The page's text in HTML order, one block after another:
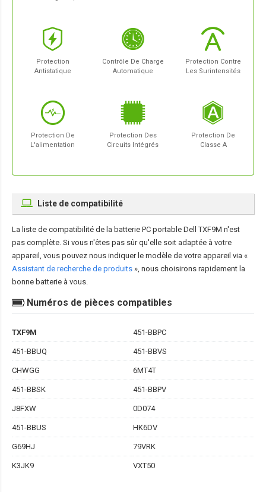
Protection
Antistatique
Contrôle De Charge
Automatique
Protection Contre
Les Surintensités
Protection De
L'alimentation
Protection Des
Circuits Intégrés
Protection De
Classe A
Liste de compatibilité
La liste de compatibilité de la batterie PC portable Dell TXF9M n'est
pas complète. Si vous n'êtes pas sûr qu'elle soit adaptée à votre
appareil, vous pouvez nous indiquer le modèle de votre appareil via «
Assistant de recherche de produits », nous choisirons rapidement la
bonne batterie à vous.
Numéros de pièces compatibles
TXF9M 451-BBPC
451-BBUQ 451-BBVS
CHWGG 6MT4T
451-BBSK 451-BBPV
J8FXW 0D074
451-BBUS HK6DV
G69HJ 79VRK
K3JK9 VXT50